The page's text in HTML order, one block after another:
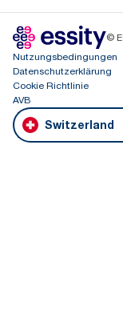
©
Nutzungsbedingungen
Datenschutzerklärung
Cookie Richtlinie
AVB
Switzerland